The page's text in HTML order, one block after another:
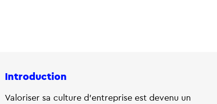
Introduction
Valoriser sa culture d’entreprise est devenu un